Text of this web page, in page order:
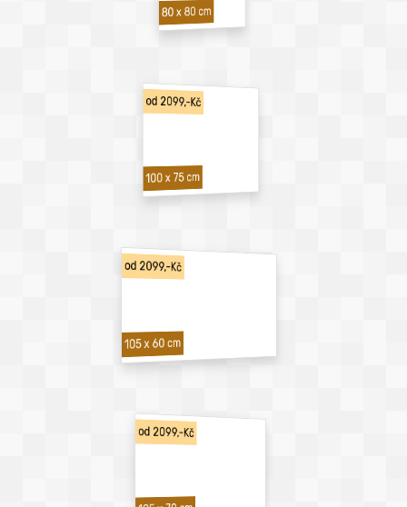
80 x 80 cm
od 2099,-Kč
100 x 75 cm
od 2099,-Kč
105 x 60 cm
od 2099,-Kč